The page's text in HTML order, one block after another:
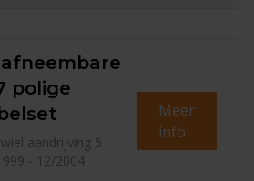
polige
aandrijving 5
- 12/2004
Meer
info